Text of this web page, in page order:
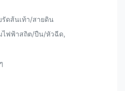
รัดส้นเท้า/สายดิน
ไฟฟ้าสถิต/ปืน/หัวฉีด,